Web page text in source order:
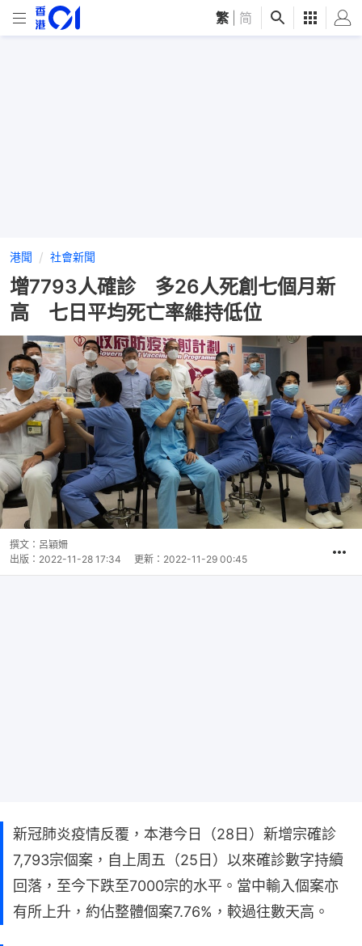
繁 简
港聞 社會新聞
增7793人確診 多26人死創七個月新
高 七日平均死亡率維持低位
撰文： 呂穎姍
出版： 2022-11-28 17:34 更新： 2022-11-29 00:45
新冠肺炎疫情反覆，本港今日（28日）新增宗確診
7,793宗個案，自上周五（25日）以來確診數字持續
回落，至今下跌至7000宗的水平。當中輸入個案亦
有所上升，約佔整體個案7.76%，較過往數天高。